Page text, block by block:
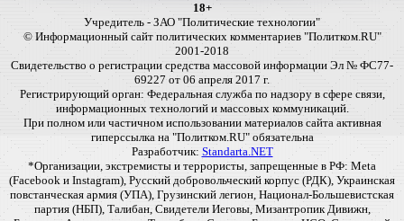
18+
Учредитель - ЗАО "Политические технологии"
© Информационный сайт политических комментариев "Политком.RU"
2001-2018
Свидетельство о регистрации средства массовой информации Эл № ФС77-
69227 от 06 апреля 2017 г.
Регистрирующий орган: Федеральная служба по надзору в сфере связи,
информационных технологий и массовых коммуникаций.
При полном или частичном использовании материалов сайта активная
гиперссылка на "Политком.RU" обязательна
Разработчик: Standarta.NET
*Организации, экстремисты и террористы, запрещенные в РФ: Meta
(Facebook и Instagram), Русский добровольческий корпус (РДК), Украинская
повстанческая армия (УПА), Грузинский легион, Национал-Большевистская
партия (НБП), Талибан, Свидетели Иеговы, Мизантропик Дивижн,